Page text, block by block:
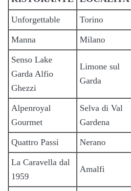
Unforgettable Torino
Manna Milano
Senso Lake
Garda Alfio
Ghezzi
Limone sul
Garda
Alpenroyal
Gourmet
Selva di Val
Gardena
Quattro Passi Nerano
La Caravella dal
1959
Amalfi